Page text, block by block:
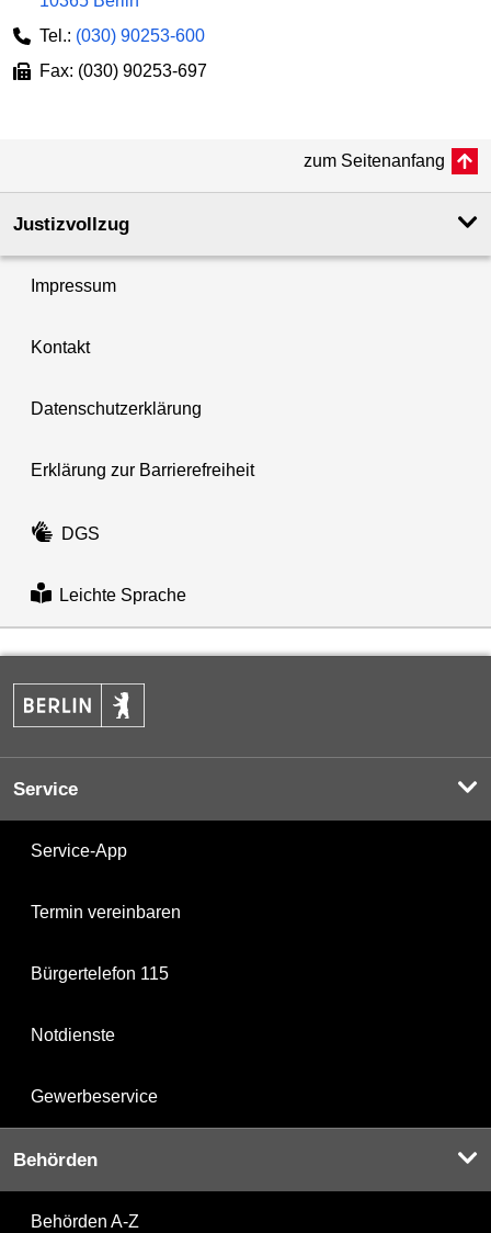
Tel.: (030) 90253-600
Fax: (030) 90253-697
zum Seitenanfang
Justizvollzug
Impressum
Kontakt
Datenschutzerklärung
Erklärung zur Barrierefreiheit
DGS
Leichte Sprache
Service
Service-App
Termin vereinbaren
Bürgertelefon 115
Notdienste
Gewerbeservice
Behörden
Behörden A-Z